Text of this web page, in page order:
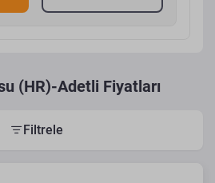
(HR)-Adetli Fiyatları
Filtrele